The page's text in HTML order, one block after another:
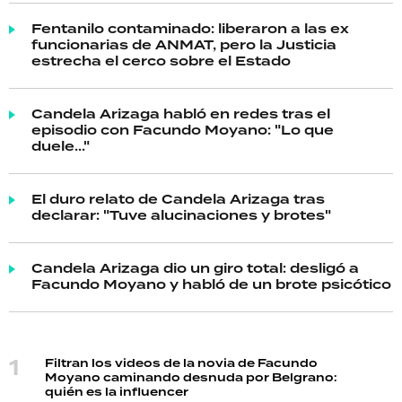
Fentanilo contaminado: liberaron a las ex
funcionarias de ANMAT, pero la Justicia
estrecha el cerco sobre el Estado
Candela Arizaga habló en redes tras el
episodio con Facundo Moyano: "Lo que
duele..."
El duro relato de Candela Arizaga tras
declarar: "Tuve alucinaciones y brotes"
Candela Arizaga dio un giro total: desligó a
Facundo Moyano y habló de un brote psicótico
Filtran los videos de la novia de Facundo
Moyano caminando desnuda por Belgrano:
quién es la influencer